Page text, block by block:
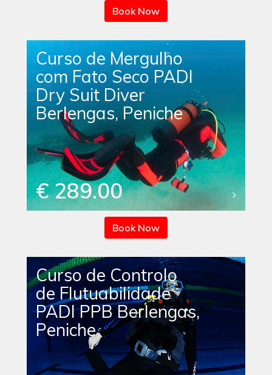
Book Now
Curso de Mergulho
com Fato Seco PADI
Dry Suit Diver
Berlengas, Peniche
€ 289.00
Book Now
Curso de Controlo
de Flutuabilidade
PADI PPB Berlengas,
Peniche